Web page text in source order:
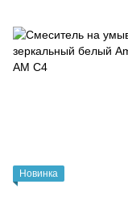
Новинка